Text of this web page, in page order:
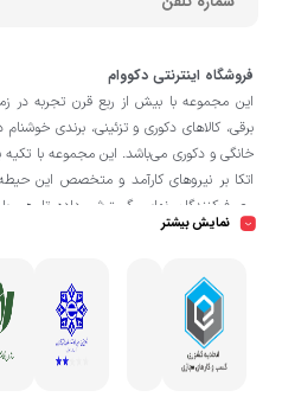
فروشگاه اینترنتی دکووام
این مجموعه با بيش از ربع قرن تجربه در
برقی، کالاهای دکوری و تزئینی، برندی خوشنام
خانگی و دکوری می‌باشد. این مجموعه با تكيه
اتکا بر نيروهای كارآمد و متخصص اين
مصرف‌كنندگان نهايی گسترش داده تا هم
خدماتی گسترده‌تر و كيفی‌تر در خدمت
حضوری کالا از انبار تنها در صورت ثبت
امکان پذیر می‌باشد.
نمایش بیشتر